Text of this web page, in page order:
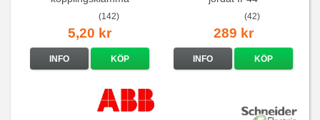
(142)
5,20 kr
INFO KÖP
(42)
289 kr
INFO KÖP